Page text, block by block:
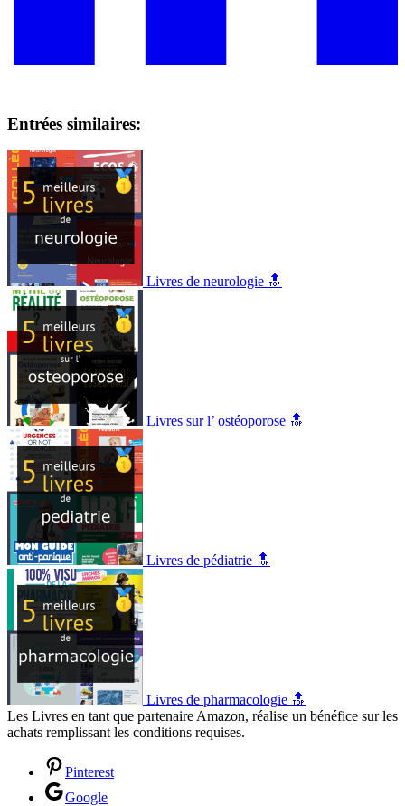
Entrées similaires:
Livres de neurologie 🔝
Livres sur l’ ostéoporose 🔝
Livres de pédiatrie 🔝
Livres de pharmacologie 🔝
Les Livres en tant que partenaire Amazon, réalise un bénéfice sur les
achats remplissant les conditions requises.
Pinterest
Google